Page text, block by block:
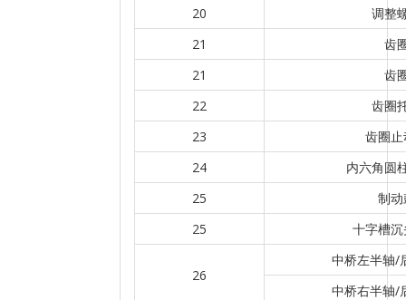
20
调整
21
齿
21
齿
22
齿圈
23
齿圈
24
内六角圆
25
制
25
十字槽
26
中桥左半轴/
中桥右半轴/